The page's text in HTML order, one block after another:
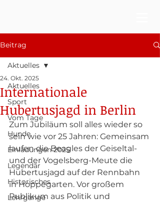
Beitrag
Aktuelles
Sport
Vom Tage
Hunde
Einladungen 2025
Legendär
Historisches
Lehrgänge
Aktuelles
Internationale
Hubertusjagd in Berlin
24. Okt. 2025
Zum Jubiläum soll alles wieder so
sein wie vor 25 Jahren: Gemeinsam
laufen die Beagles der Geiseltal-
und der Vogelsberg-Meute die
Hubertusjagd auf der Rennbahn
in Hoppegarten. Vor großem
Publikum aus Politik und